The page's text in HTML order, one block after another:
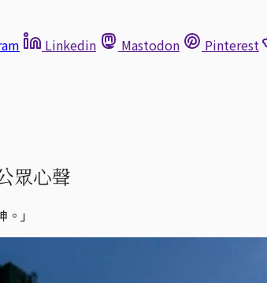
Linkedin Mastodon Pinterest
眾心聲
」